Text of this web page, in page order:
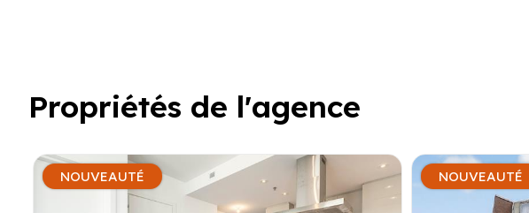
Propriétés de l'agence
NOUVEAUTÉ NOUVEAUTÉ